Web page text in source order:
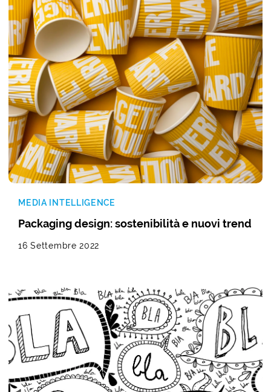
MEDIA INTELLIGENCE
Packaging design: sostenibilità e nuovi trend
16 Settembre 2022